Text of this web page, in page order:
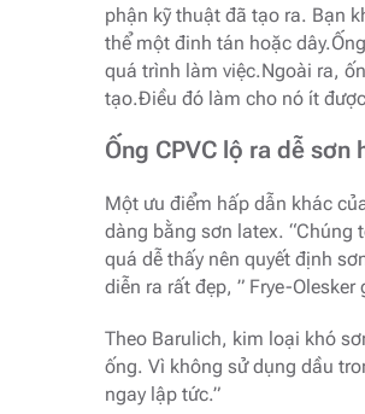
phận kỹ thuật đã tạo ra. Bạn
thể một đinh tán hoặc
quá trình làm việc.Ngoài ra,
tạo.Điều đó làm cho nó ít
Ống CPVC lộ ra dễ sơn
Một ưu điểm hấp dẫn khác
dàng bằng sơn latex. “Chúng
quá dễ thấy nên quyết định
diễn ra rất đẹp, ” Frye-Olesker
Theo Barulich, kim loại khó
ống. Vì không sử dụng dầu
ngay lập tức.”